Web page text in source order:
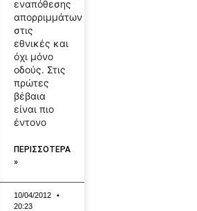
εναπόθεσης
απορριμμάτων
στις
εθνικές και
όχι μόνο
οδούς. Στις
πρώτες
βέβαια
είναι πιο
έντονο
ΠΕΡΙΣΣΟΤΕΡΑ
»
10/04/2012
20:23